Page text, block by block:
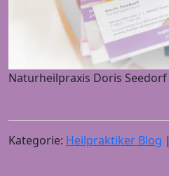
Naturheilpraxis Doris Seedorf
Kategorie: Heilpraktiker Blog |